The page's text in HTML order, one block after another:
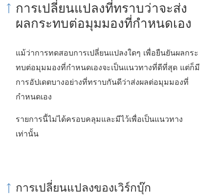
จ
ะ
ปิ
ด
ใ
ง
การเปลี่ยนแปลงที่ทราบว่าจะส่ง
ผลกระทบต่อมุมมองที่กำหนดเอง
แม้ว่าการทดสอบการเปลี่ยนแปลงใดๆ เพื่อยืนยันผลกระ
ทบต่อมุมมองที่กำหนดเองจะเป็นแนวทางที่ดีที่สุด แต่ก็มี
การอัปเดตบางอย่างที่ทราบกันดีว่าส่งผลต่อมุมมองที่
กำหนดเอง
รายการนี้ไม่ได้ครอบคลุมและมีไว้เพื่อเป็นแนวทาง
เท่านั้น
การเปลี่ยนแปลงของเวิร์กบุ๊ก